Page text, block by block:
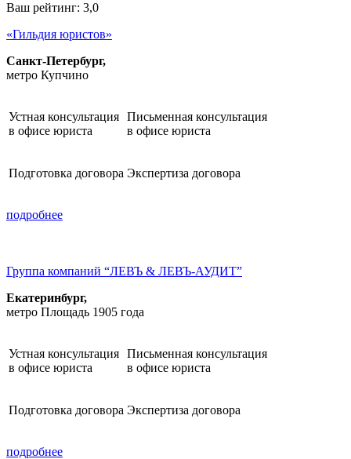
Ваш рейтинг: 3,0
«Гильдия юристов»
Санкт-Петербург,
метро Купчино
Устная консультация
в офисе юриста
Письменная консультация
в офисе юриста
Подготовка договора Экспертиза договора
подробнее
Группа компаний “ЛЕВЪ & ЛЕВЪ-АУДИТ”
Екатеринбург,
метро Площадь 1905 года
Устная консультация
в офисе юриста
Письменная консультация
в офисе юриста
Подготовка договора Экспертиза договора
подробнее